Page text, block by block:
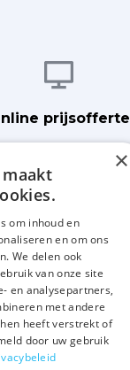
prijsofferte
×
om inhoud en
en om ons
We delen ook
van onze site
en analysepartners,
met andere
heeft verstrekt of
door uw gebruik